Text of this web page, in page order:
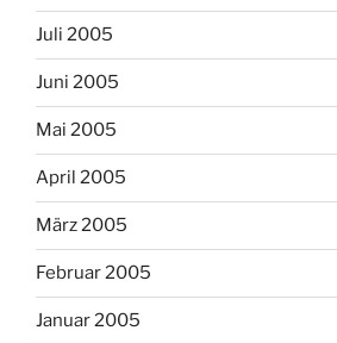
Juli 2005
Juni 2005
Mai 2005
April 2005
März 2005
Februar 2005
Januar 2005